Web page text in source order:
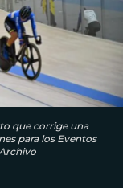
que corrige una
para los Eventos